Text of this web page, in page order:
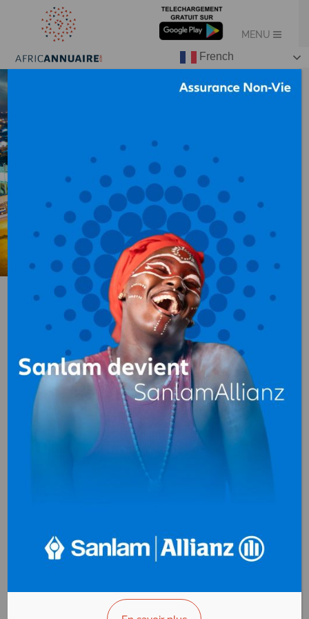
SPM GABON
Meubles, mobilier
(importation,
distribution)
B.P. 484 Libreville
Gabon
+(241)074 325 597
>>> Vous êtes le propriétaire ?
French